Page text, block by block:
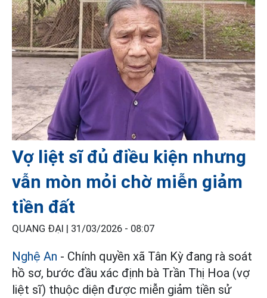
Vợ liệt sĩ đủ điều kiện nhưng
vẫn mòn mỏi chờ miễn giảm
tiền đất
QUANG ĐẠI | 31/03/2026 - 08:07
Nghệ An - Chính quyền xã Tân Kỳ đang rà soát
hồ sơ, bước đầu xác định bà Trần Thị Hoa (vợ
liệt sĩ) thuộc diện được miễn giảm tiền sử